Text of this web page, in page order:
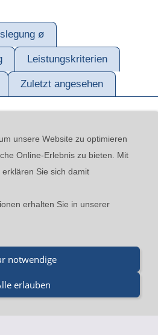
ø
Leistungskriterien
Zuletzt angesehen
Cookies
Widerrufsrecht
Straße 19 - 76437 Rastatt - Tel.:
um unsere Website zu optimieren
Online-Erlebnis zu bieten. Mit
erklären Sie sich damit
erhalten Sie in unserer
notwendige
erlauben